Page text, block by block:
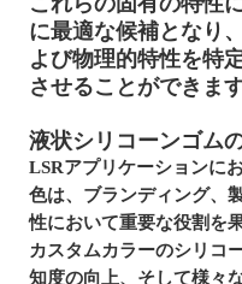
に最適な候補となり
よび物理的特性を特
させることができます
液状シリコーンゴム
LSRアプリケーションに
色は、ブランディング、
性において重要な役割を
カスタムカラーのシリコ
知度の向上、そして様々